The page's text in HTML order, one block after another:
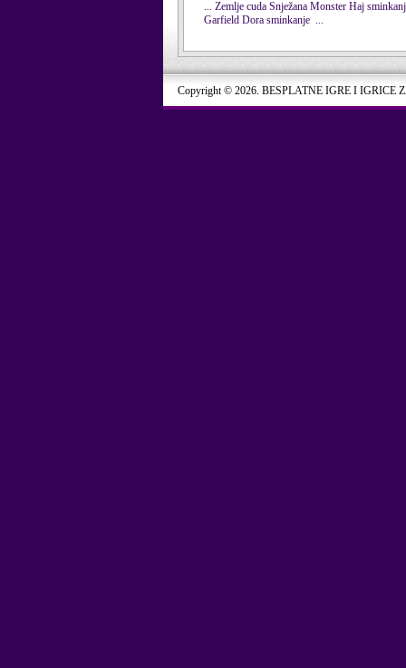
Garfield Dora sminkanje ...
Copyright © 2026. BESPLATNE IGRE I IGRICE